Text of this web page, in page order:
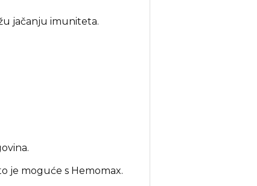
jačanju imuniteta.
je moguće s Hemomax.